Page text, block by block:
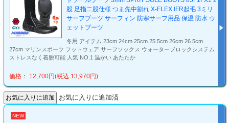
股 足指二股仕様 つま先中割れ X-FLEX IFR起毛 3ミリ
サーフブーツ サーフィン 防寒サーフ用品 保温 防水 ウ
ェットブーツ
冬用 アイテム 23cm 24cm 25cm 25.5cm 26cm 26.5cm
27cm マリンスポーツ フットウェア サーフソックス ウォーターブロックシステム
ストレスなく着脱可能 人気 NO.1 温かい あたたか
価格： 12,700円(税込 13,970円)
お気に入りに追加済
NEW